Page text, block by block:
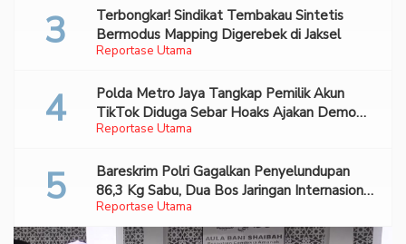
Reportase Utama
Terbongkar! Sindikat Tembakau Sintetis
Bermodus Mapping Digerebek di Jaksel
Reportase Utama
Polda Metro Jaya Tangkap Pemilik Akun
TikTok Diduga Sebar Hoaks Ajakan Demo
Turunkan Prabowo-Gibran
Reportase Utama
Bareskrim Polri Gagalkan Penyelundupan
86,3 Kg Sabu, Dua Bos Jaringan Internasional
Diburu